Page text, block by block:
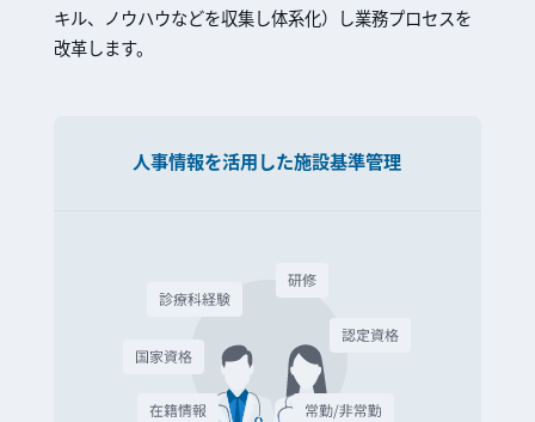
キル、ノウハウなどを収集し体系化）し業務プロセスを
改革します。
人事情報を活用した施設基準管理